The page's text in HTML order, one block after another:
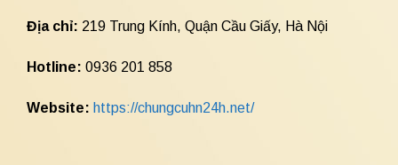
Địa chỉ: 219 Trung Kính, Quận Cầu Giấy, Hà Nội
Hotline: 0936 201 858
Website: https://chungcuhn24h.net/